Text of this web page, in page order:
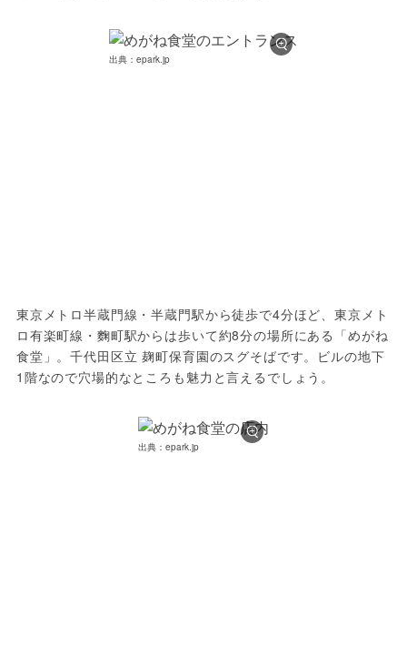
出典：epark.jp
東京メトロ半蔵門線・半蔵門駅から徒歩で4分ほど、東京メト
ロ有楽町線・麴町駅からは歩いて約8分の場所にある「めがね
食堂」。千代田区立 麹町保育園のスグそばです。ビルの地下
1階なので穴場的なところも魅力と言えるでしょう。
出典：epark.jp